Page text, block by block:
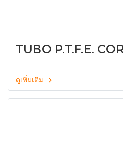
TUBO P.T.F.E.
ดูเพิ่มเติม